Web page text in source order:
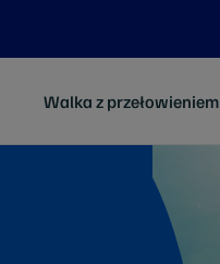
Walka z przełowieniem